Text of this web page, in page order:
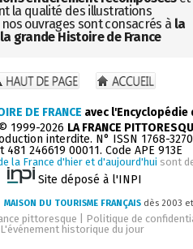
la qualité des illustrations
ouvrages sont consacrés à la
grande Histoire de France
DE FRANCE avec
1999-2026 LA FRANCE
interdite. N° ISSN 1768-
481 246619 00011. Code APE 913E
la France d'hier et d'aujourd'hui sont
Site déposé à l'INPI
MAISON DU TOURISME FRANÇAIS dès 2003
pittoresque
Politique de
L'événement historique du jour